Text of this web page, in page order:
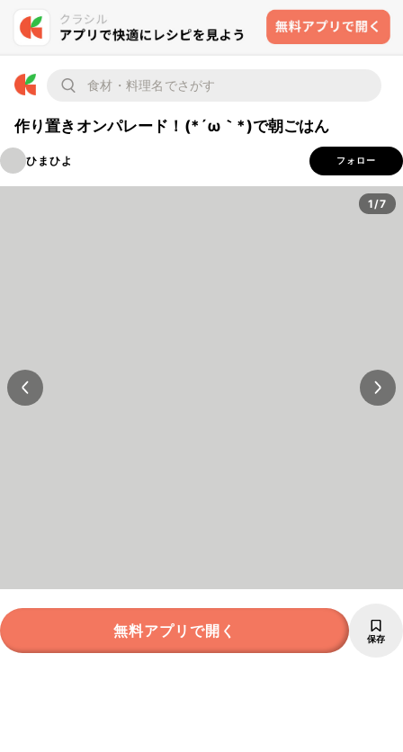
作り置きオンパレード！(*´ω｀*)で朝ごはん
ひまひよ フォロー
1/7
無料アプリで開く 保存